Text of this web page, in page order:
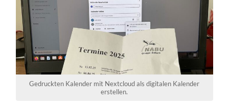
Gedruckten Kalender mit Nextcloud als digitalen Kalender
erstellen.